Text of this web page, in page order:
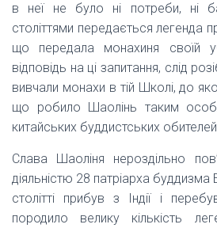
в неї не було ні потреби, ні
століттями передається легенда
що передала монахиня своїй
відповідь на ці запитання, слід
вивчали монахи в тій Школі, до
що робило Шаолінь таким
китайських буддистських
Слава Шаоліня нероздільно
діяльністю 28 патріарха буддизма
столітті прибув з Індії і
породило велику кількість